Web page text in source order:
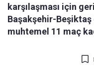
karşılaşması için
Başakşehir-Beşiktaş
muhtemel 11 maç